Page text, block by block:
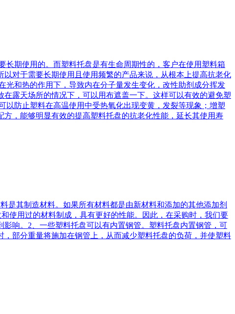
期使用的。而塑料托盘是有生命周期性的，客户在使用塑料箱
对于需要长期使用且使用频繁的产品来说，从根本上提高抗老化
和热的作用下，导致内在分子量发生变化，改性助剂成分挥发
露天场所的情况下，可以用布遮盖一下。这样可以有效的避免塑
防止塑料在高温使用中受热氧化出现变黄，发裂等现象；增塑
，能够明显有效的提高塑料托盘的抗老化性能，延长其使用寿
是其制造材料。如果所有材料都是由新材料和添加的其他添加剂
使用过的材料制成，具有更好的性能。因此，在采购时，我们要
响。2、一些塑料托盘可以有内置钢管。塑料托盘内置钢管，可
部分重量将施加在钢管上，从而减少塑料托盘的负荷，并使塑料